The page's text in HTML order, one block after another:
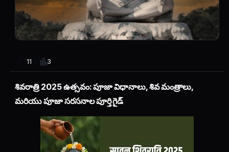
11 3
శివరాత్రి 2025 ఉత్సవం: పూజా విధానాలు, శివ మంత్రాలు,
మరియు పూజా సరసనాల పూర్తి గైడ్